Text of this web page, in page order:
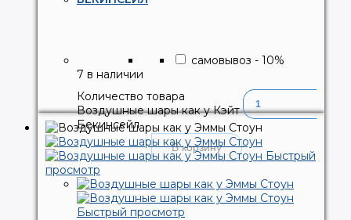
самовывоз -10%
7 в наличии
Количество товара
Воздушные шары как у Кэйт
Бекинсейл
В корзину
Быстрый
просмотр
Быстрый просмотр